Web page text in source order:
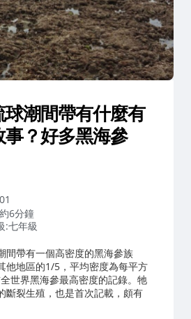
潮間帶有什麼有
事？好多黑海參
6分鐘
:七年級
間帶有一個高密度的黑海參族
他地區的1/5，平均密度為每平方
世界黑海參最高密度的記錄。牠
斷裂生殖，也是首次記載，頗有